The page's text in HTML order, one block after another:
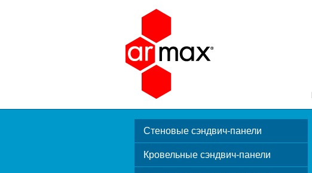
Стеновые сэндвич-панели
Кровельные сэндвич-панели